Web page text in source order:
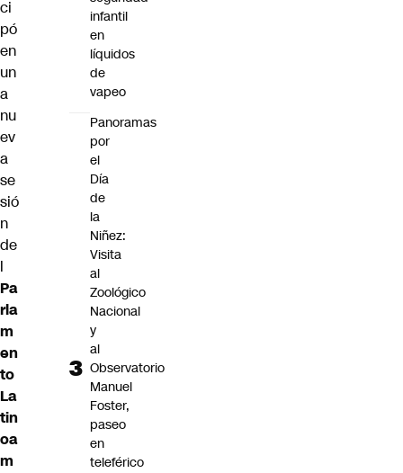
ci
pó
en
un
a
nu
ev
a
se
sió
n
de
l
Pa
rla
m
en
to
La
tin
oa
m
infantil
en
líquidos
de
vapeo
Panoramas
por
el
Día
de
la
Niñez:
Visita
al
Zoológico
Nacional
y
al
Observatorio
Manuel
Foster,
paseo
en
teleférico